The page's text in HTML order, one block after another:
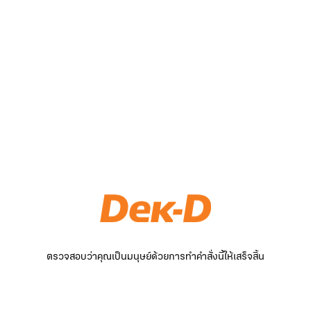
ตรวจสอบว่าคุณเป็นมนุษย์ด้วยการทำคำสั่งนี้ให้เสร็จสิ้น